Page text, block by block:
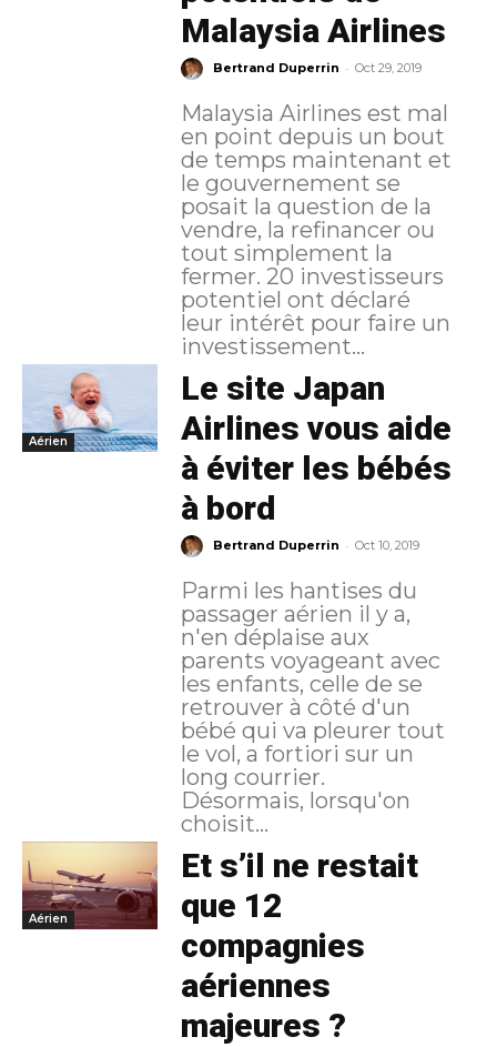
Malaysia Airlines
Bertrand Duperrin - Oct 29, 2019
Malaysia Airlines est mal
en point depuis un bout
de temps maintenant et
le gouvernement se
posait la question de la
vendre, la refinancer ou
tout simplement la
fermer. 20 investisseurs
potentiel ont déclaré
leur intérêt pour faire un
investissement...
Aérien
Le site Japan
Airlines vous aide
à éviter les bébés
à bord
Bertrand Duperrin - Oct 10, 2019
Parmi les hantises du
passager aérien il y a,
n'en déplaise aux
parents voyageant avec
les enfants, celle de se
retrouver à côté d'un
bébé qui va pleurer tout
le vol, a fortiori sur un
long courrier.
Désormais, lorsqu'on
choisit...
Aérien
Et s’il ne restait
que 12
compagnies
aériennes
majeures ?